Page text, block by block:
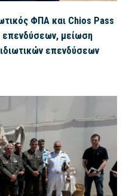
ΦΠΑ και Chios Pass
επενδύσεων, μείωση
επενδύσεων